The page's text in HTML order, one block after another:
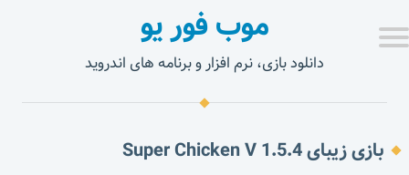
موب فور یو
دانلود بازی، نرم افزار و برنامه های اندروید
بازی زیبای Super Chicken V 1.5.4